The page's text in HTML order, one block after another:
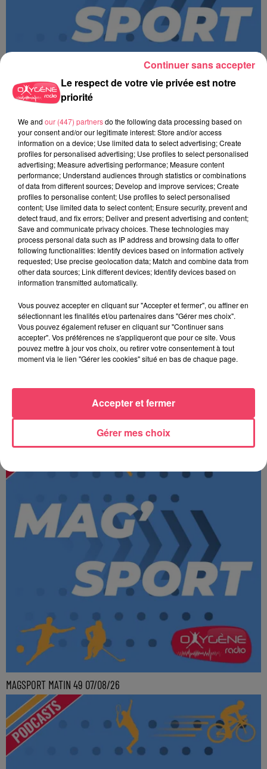
MAGSPORT SOIR 49 07/08/26
JOURNAL ANJOU MIDI 07/08/26
MAGSPORT MATIN 49 07/08/26
Le respect de votre vie privée est notre
priorité
We and our (447) partnersdo the following data processing based on
your consent and/or our legitimate interest: Store and/or access
information on a device; Use limited data to select advertising; Create
profiles for personalised advertising; Use profiles to select personalised
advertising; Measure advertising performance; Measure content
performance; Understand audiences through statistics or combinations
of data from different sources; Develop and improve services; Create
profiles to personalise content; Use profiles to select personalised
content; Use limited data to select content; Ensure security, prevent and
detect fraud, and fix errors; Deliver and present advertising and content;
Save and communicate privacy choices. These technologies may
process personal data such as IP address and browsing data to offer
following functionalities: Identify devices based on information actively
requested; Use precise geolocation data; Match and combine data from
other data sources; Link different devices; Identify devices based on
information transmitted automatically.
Vous pouvez accepter en cliquant sur "Accepter et fermer", ou affiner en
sélectionnant les finalités et/ou partenaires dans "Gérer mes choix".
Vous pouvez également refuser en cliquant sur "Continuer sans
accepter". Vos préférences ne s'appliqueront que pour ce site. Vous
pouvez mettre à jour vos choix, ou retirer votre consentement à tout
moment via le lien "Gérer les cookies" situé en bas de chaque page.
Gérer mes choix
Accepter et fermer
Continuer sans accepter